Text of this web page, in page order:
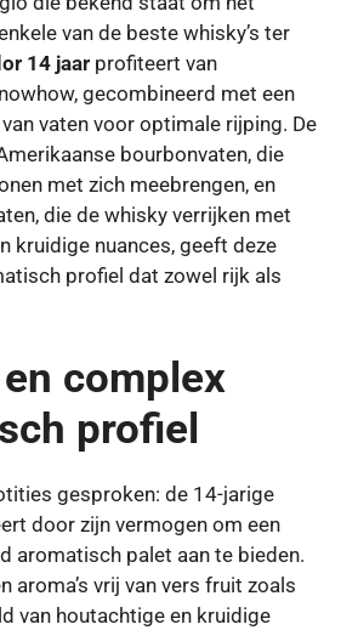
van de beste whisky’s ter
14 jaar profiteert van
gecombineerd met een
vaten voor optimale rijping. De
bourbonvaten, die
met zich meebrengen, en
die de whisky verrijken met
kruidige nuances, geeft deze
profiel dat zowel rijk als
complex
profiel
gesproken: de 14-jarige
door zijn vermogen om een
aromatisch palet aan te bieden.
aroma’s vrij van vers fruit zoals
van houtachtige en kruidige